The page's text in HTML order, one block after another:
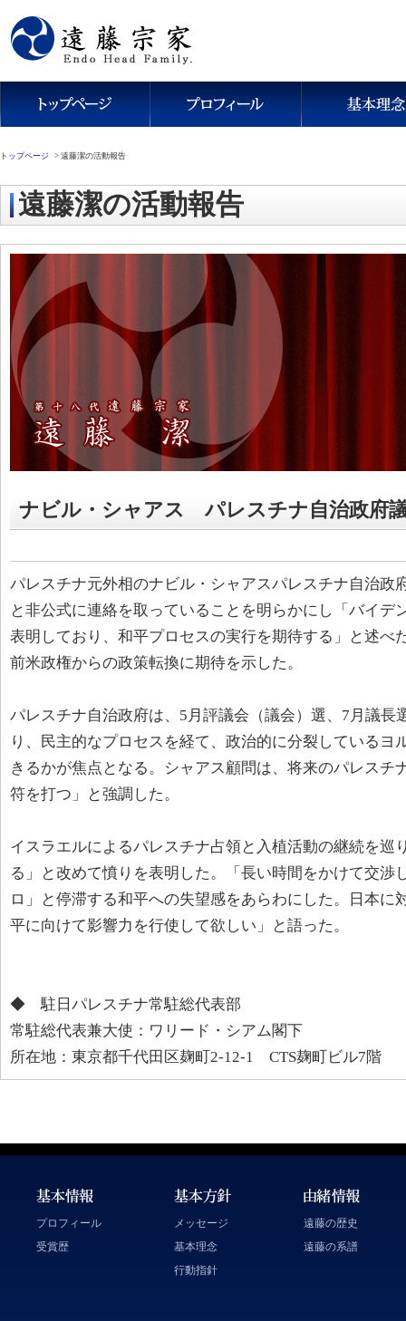
トップページ > 遠藤潔の活動報告
遠藤潔の活動報告
ナビル・シャアス パレスチナ自治政府
パレスチナ元外相のナビル・シャアスパレスチナ自治政
と非公式に連絡を取っていることを明らかにし「バイデ
表明しており、和平プロセスの実行を期待する」と述べ
前米政権からの政策転換に期待を示した。
パレスチナ自治政府は、5月評議会（議会）選、7月議長
り、民主的なプロセスを経て、政治的に分裂しているヨ
きるかが焦点となる。シャアス顧問は、将来のパレスチ
符を打つ」と強調した。
イスラエルによるパレスチナ占領と入植活動の継続を巡
る」と改めて憤りを表明した。「長い時間をかけて交渉
ロ」と停滞する和平への失望感をあらわにした。日本に
平に向けて影響力を行使して欲しい」と語った。
◆ 駐日パレスチナ常駐総代表部
常駐総代表兼大使：ワリード・シアム閣下
所在地：東京都千代田区麹町2-12-1 CTS麹町ビル7階
プロフィール
受賞歴
メッセージ
基本理念
行動指針
遠藤の歴史
遠藤の系譜